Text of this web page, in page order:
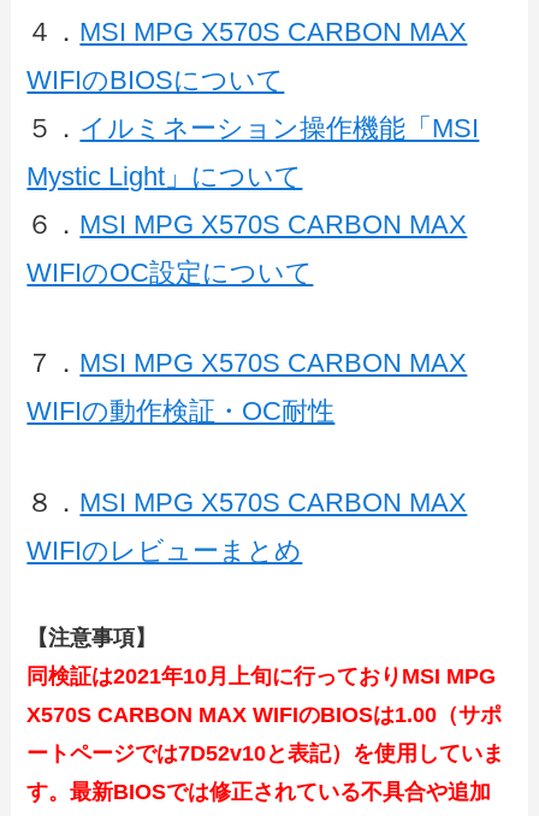
４． MSI MPG X570S CARBON MAX
WIFIのBIOSについて
５． イルミネーション操作機能「MSI
Mystic Light」について
６． MSI MPG X570S CARBON MAX
WIFIのOC設定について
７． MSI MPG X570S CARBON MAX
WIFIの動作検証・OC耐性
８． MSI MPG X570S CARBON MAX
WIFIのレビューまとめ
【注意事項】
同検証は2021年10月上旬に行っておりMSI MPG
X570S CARBON MAX WIFIのBIOSは1.00 （サポ
ートページでは7D52v10と表記）を使用していま
す。最新BIOSでは修正されている不具合や追加